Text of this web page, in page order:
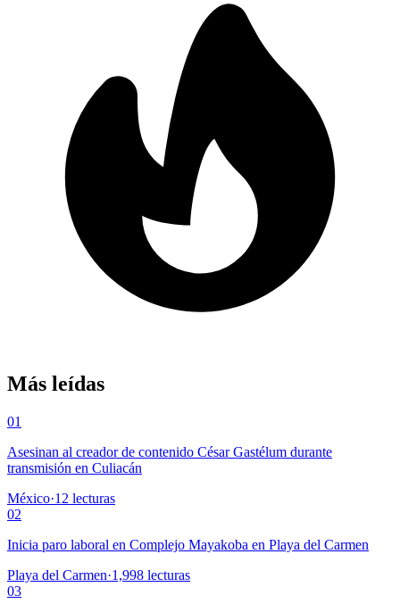
Más leídas
01
Asesinan al creador de contenido César Gastélum durante
transmisión en Culiacán
México·12 lecturas
02
Inicia paro laboral en Complejo Mayakoba en Playa del Carmen
Playa del Carmen·1,998 lecturas
03